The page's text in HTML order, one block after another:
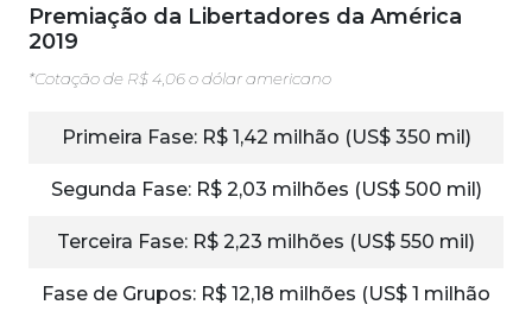
Premiação da Libertadores da América
2019
*Cotação de R$ 4,06 o dólar americano
Primeira Fase: R$ 1,42 milhão (US$ 350 mil)
Segunda Fase: R$ 2,03 milhões (US$ 500 mil)
Terceira Fase: R$ 2,23 milhões (US$ 550 mil)
Fase de Grupos: R$ 12,18 milhões (US$ 1 milhão